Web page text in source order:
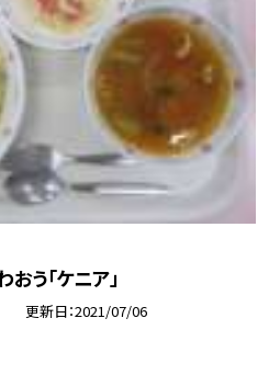
う「ケニア」
更新日 2021/07/06